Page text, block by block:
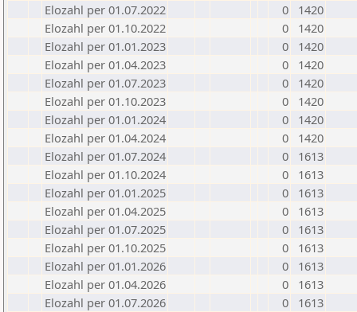
Elozahl per 01.07.2022
0
1420
Elozahl per 01.10.2022
0
1420
Elozahl per 01.01.2023
0
1420
Elozahl per 01.04.2023
0
1420
Elozahl per 01.07.2023
0
1420
Elozahl per 01.10.2023
0
1420
Elozahl per 01.01.2024
0
1420
Elozahl per 01.04.2024
0
1420
Elozahl per 01.07.2024
0
1613
Elozahl per 01.10.2024
0
1613
Elozahl per 01.01.2025
0
1613
Elozahl per 01.04.2025
0
1613
Elozahl per 01.07.2025
0
1613
Elozahl per 01.10.2025
0
1613
Elozahl per 01.01.2026
0
1613
Elozahl per 01.04.2026
0
1613
Elozahl per 01.07.2026
0
1613